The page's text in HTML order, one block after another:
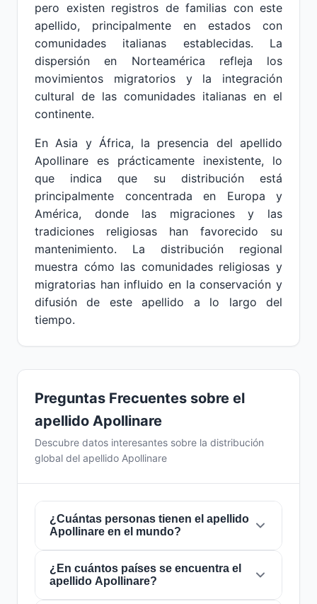
pero existen registros de familias con este
apellido, principalmente en estados con
comunidades italianas establecidas. La
dispersión en Norteamérica refleja los
movimientos migratorios y la integración
cultural de las comunidades italianas en el
continente.
En Asia y África, la presencia del apellido
Apollinare es prácticamente inexistente, lo
que indica que su distribución está
principalmente concentrada en Europa y
América, donde las migraciones y las
tradiciones religiosas han favorecido su
mantenimiento. La distribución regional
muestra cómo las comunidades religiosas y
migratorias han influido en la conservación y
difusión de este apellido a lo largo del
tiempo.
Preguntas Frecuentes sobre el
apellido Apollinare
Descubre datos interesantes sobre la distribución
global del apellido Apollinare
¿Cuántas personas tienen el apellido
Apollinare en el mundo?
Actualmente hay aproximadamente5
personascon el apellido
mundo. Esto significa que aproximadamente 1
¿En cuántos países se encuentra el
apellido Apollinare?